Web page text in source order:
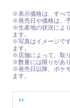
※表示価格は、すべ
※発売日や価格は、
※生産地の状況によ
ます。
※写真はイメージで
ます。
※店舗によって、取
※数量には限りがあ
※発売日以降、ポケ
ます。